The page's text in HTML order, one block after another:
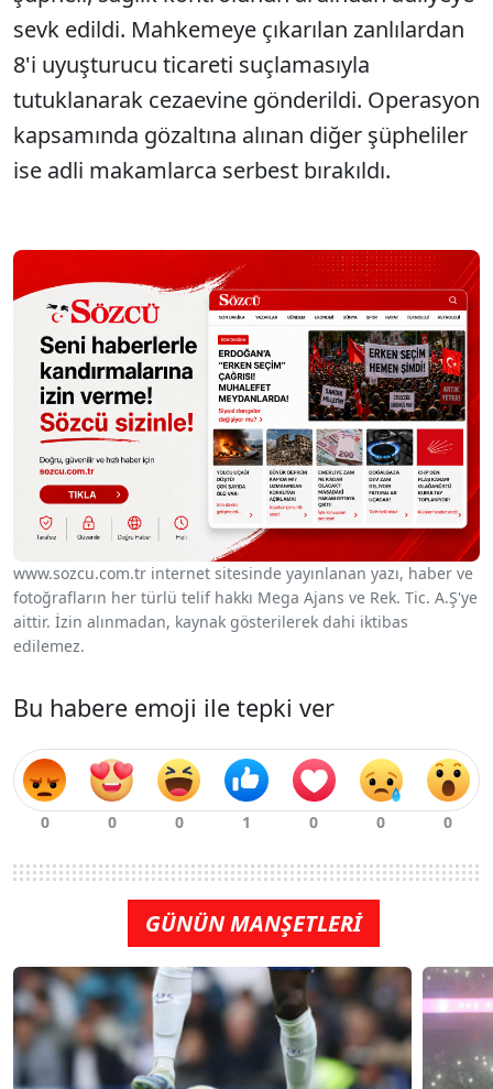
sevk edildi. Mahkemeye çıkarılan zanlılardan
8'i uyuşturucu ticareti suçlamasıyla
tutuklanarak cezaevine gönderildi. Operasyon
kapsamında gözaltına alınan diğer şüpheliler
ise adli makamlarca serbest bırakıldı.
www.sozcu.com.tr internet sitesinde yayınlanan yazı, haber ve
fotoğrafların her türlü telif hakkı Mega Ajans ve Rek. Tic. A.Ş'ye
aittir. İzin alınmadan, kaynak gösterilerek dahi iktibas
edilemez.
Bu habere emoji ile tepki ver
GÜNÜN MANŞETLERİ